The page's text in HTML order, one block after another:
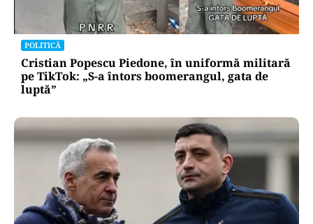
POLITICĂ
Cristian Popescu Piedone, în uniformă militară
pe TikTok: „S-a întors boomerangul, gata de
luptă”